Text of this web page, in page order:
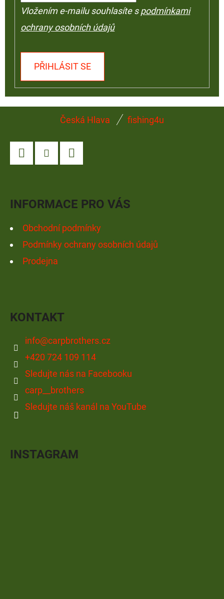
Vložením e-mailu souhlasíte spodmínkami
ochrany osobních údajů
PŘIHLÁSIT SE
Česká Hlava fishing4u
INFORMACE PRO VÁS
Obchodní podmínky
Podmínky ochrany osobních údajů
Prodejna
KONTAKT
info@carpbrothers.cz
+420 724 109 114
Sledujte nás na Facebooku
carp__brothers
Sledujte náš kanál na YouTube
INSTAGRAM